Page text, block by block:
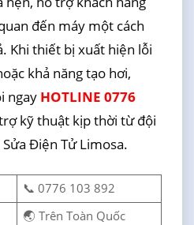
đến máy một cách
Khi thiết bị xuất hiện lỗi
khả năng tạo hơi,
ngay HOTLINE 0776
kỹ thuật kịp thời từ đội
Điện Tử Limosa.
📞 0776 103 892
🌏 Trên Toàn Quốc